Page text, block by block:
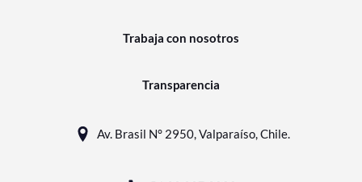
Trabaja con nosotros
Transparencia
Av. Brasil N° 2950, Valparaíso, Chile.